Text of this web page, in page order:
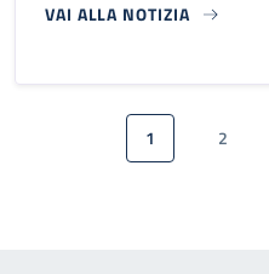
VAI ALLA NOTIZIA
Paginazione
Pagina attuale
1 Pagina
2